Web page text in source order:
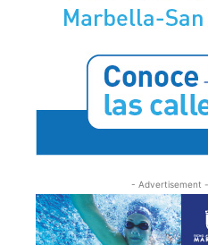
- Advertisement -